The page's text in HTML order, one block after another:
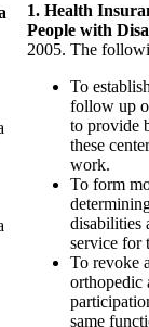
1. Health
People with
2005. The
To
follow up
to provide
these
work.
To form
disabilities
service for
To revoke
orthopedic
same